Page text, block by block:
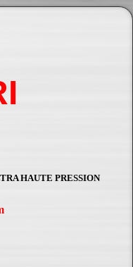
HAUTE PRESSION